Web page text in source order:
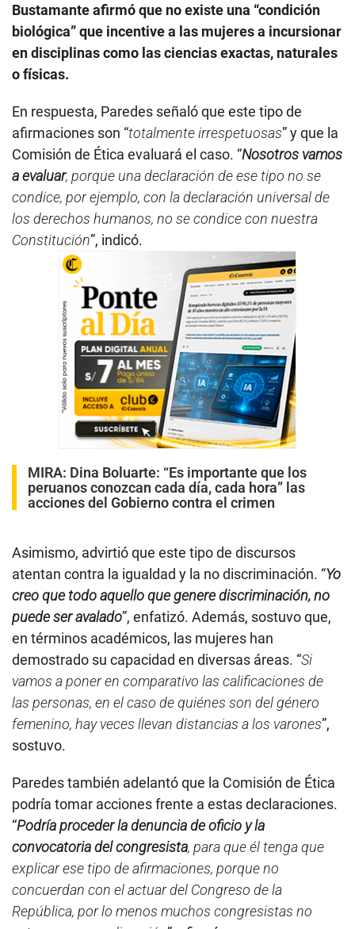
Bustamante afirmó que no existe una “condición
biológica” que incentive a las mujeres a incursionar
en disciplinas como las ciencias exactas, naturales
o físicas.
En respuesta, Paredes señaló que este tipo de
afirmaciones son “totalmente irrespetuosas” y que la
Comisión de Ética evaluará el caso. “Nosotros vamos
a evaluar, porque una declaración de ese tipo no se
condice, por ejemplo, con la declaración universal de
los derechos humanos, no se condice con nuestra
Constitución”, indicó.
MIRA: Dina Boluarte: “Es importante que los
peruanos conozcan cada día, cada hora” las
acciones del Gobierno contra el crimen
Asimismo, advirtió que este tipo de discursos
atentan contra la igualdad y la no discriminación. “Yo
creo que todo aquello que genere discriminación, no
puede ser avalado”, enfatizó. Además, sostuvo que,
en términos académicos, las mujeres han
demostrado su capacidad en diversas áreas. “Si
vamos a poner en comparativo las calificaciones de
las personas, en el caso de quiénes son del género
femenino, hay veces llevan distancias a los varones”,
sostuvo.
Paredes también adelantó que la Comisión de Ética
podría tomar acciones frente a estas declaraciones.
“Podría proceder la denuncia de oficio y la
convocatoria del congresista, para que él tenga que
explicar ese tipo de afirmaciones, porque no
concuerdan con el actuar del Congreso de la
República, por lo menos muchos congresistas no